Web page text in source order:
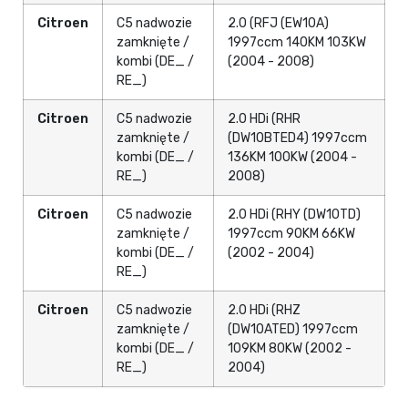
Citroen
C5 nadwozie
zamknięte /
kombi (DE_ /
RE_)
2.0 (RFJ (EW10A)
1997ccm 140KM 103KW
(2004 - 2008)
Citroen
C5 nadwozie
zamknięte /
kombi (DE_ /
RE_)
2.0 HDi (RHR
(DW10BTED4) 1997ccm
136KM 100KW (2004 -
2008)
Citroen
C5 nadwozie
zamknięte /
kombi (DE_ /
RE_)
2.0 HDi (RHY (DW10TD)
1997ccm 90KM 66KW
(2002 - 2004)
Citroen
C5 nadwozie
zamknięte /
kombi (DE_ /
RE_)
2.0 HDi (RHZ
(DW10ATED) 1997ccm
109KM 80KW (2002 -
2004)